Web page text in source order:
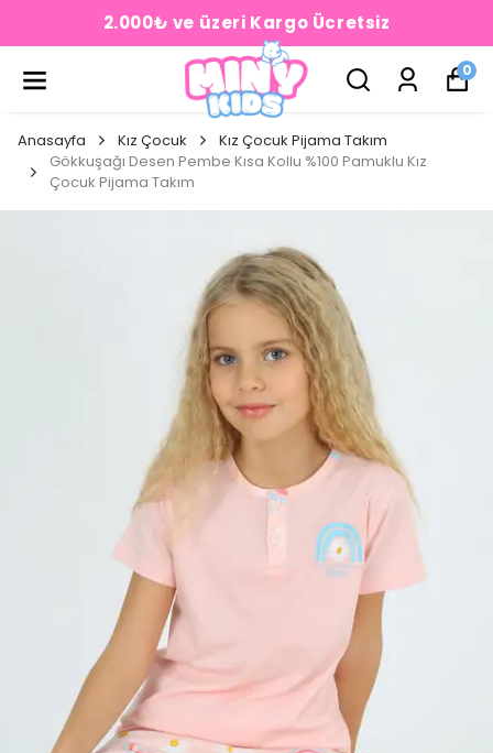
2.000₺ ve üzeri Kargo Ücretsiz
0
Anasayfa Kız Çocuk
Kız Çocuk Pijama Takım
Gökkuşağı Desen Pembe Kısa Kollu %100 Pamuklu Kız
Çocuk Pijama Takım